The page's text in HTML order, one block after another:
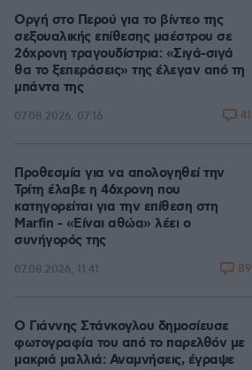
Οργή στο Περού για το βίντεο της
σεξουαλικής επίθεσης μαέστρου σε
26χρονη τραγουδίστρια: «Σιγά-σιγά
θα το ξεπεράσεις» της έλεγαν από τη
μπάντα της
07.08.2026, 07:16 41
Προθεσμία για να απολογηθεί την
Τρίτη έλαβε η 46χρονη που
κατηγορείται για την επίθεση στη
Marfin - «Είναι αθώα» λέει ο
συνήγορός της
07.08.2026, 11:41 89
Ο Γιάννης Στάνκογλου δημοσίευσε
φωτογραφία του από το παρελθόν με
μακριά μαλλιά: Αναμνήσεις, έγραψε